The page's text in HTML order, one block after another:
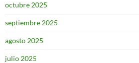
octubre 2025
septiembre 2025
agosto 2025
julio 2025